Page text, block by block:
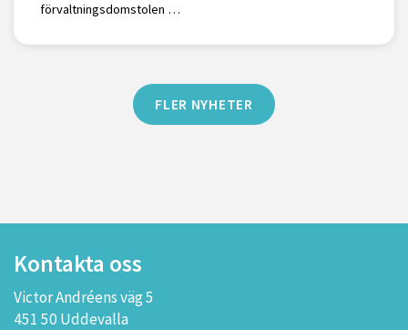
förvaltningsdomstolen …
FLER NYHETER
Kontakta oss
Victor Andréens väg 5
451 50 Uddevalla